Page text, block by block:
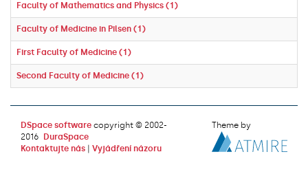
Faculty of Mathematics and Physics (1)
Faculty of Medicine in Pilsen (1)
First Faculty of Medicine (1)
Second Faculty of Medicine (1)
DSpace software copyright © 2002-
2016
DuraSpace
Kontaktujte nás
Vyjádření názoru
Theme by